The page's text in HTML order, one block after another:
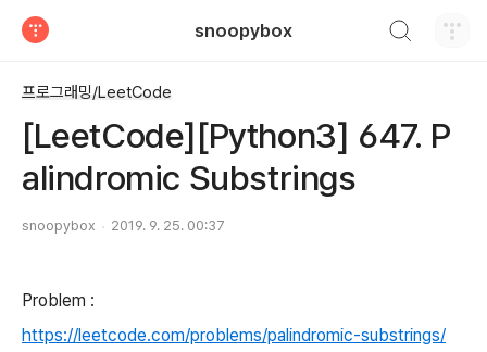
snoopybox
프로그래밍/LeetCode
[LeetCode][Python3] 647. P
alindromic Substrings
snoopybox 2019. 9. 25. 00:37
Problem :
https://leetcode.com/problems/palindromic-substrings/